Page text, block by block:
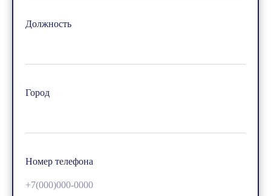
Должность
Город
Номер телефона
+7(000)000-0000